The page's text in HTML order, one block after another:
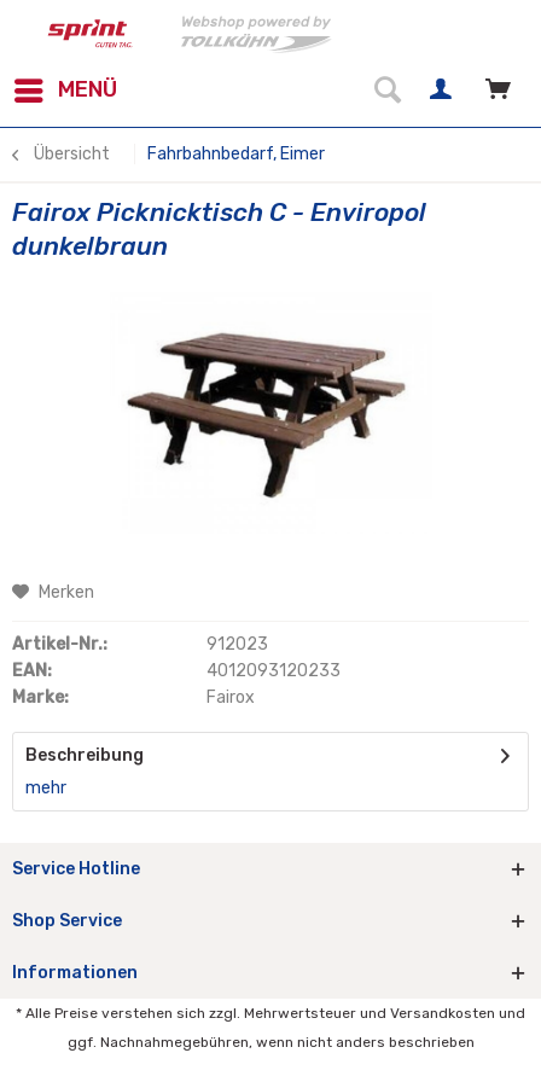
MENÜ
Übersicht Fahrbahnbedarf, Eimer
Fairox Picknicktisch C - Enviropol
dunkelbraun
Merken
Artikel-Nr.:
912023
EAN:
4012093120233
Marke:
Fairox
Beschreibung
mehr
Service Hotline
Shop Service
Informationen
* Alle Preise verstehen sich zzgl. Mehrwertsteuer und Versandkosten und
ggf. Nachnahmegebühren, wenn nicht anders beschrieben